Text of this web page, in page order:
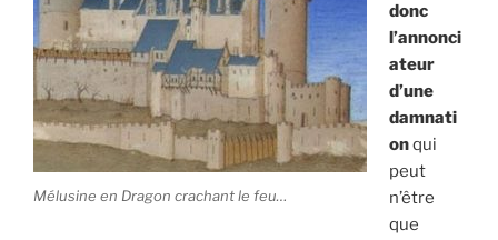
Mélusine en Dragon crachant le feu…
donc
l’annonci
ateur
d’une
damnati
onqui
peut
n’être
que